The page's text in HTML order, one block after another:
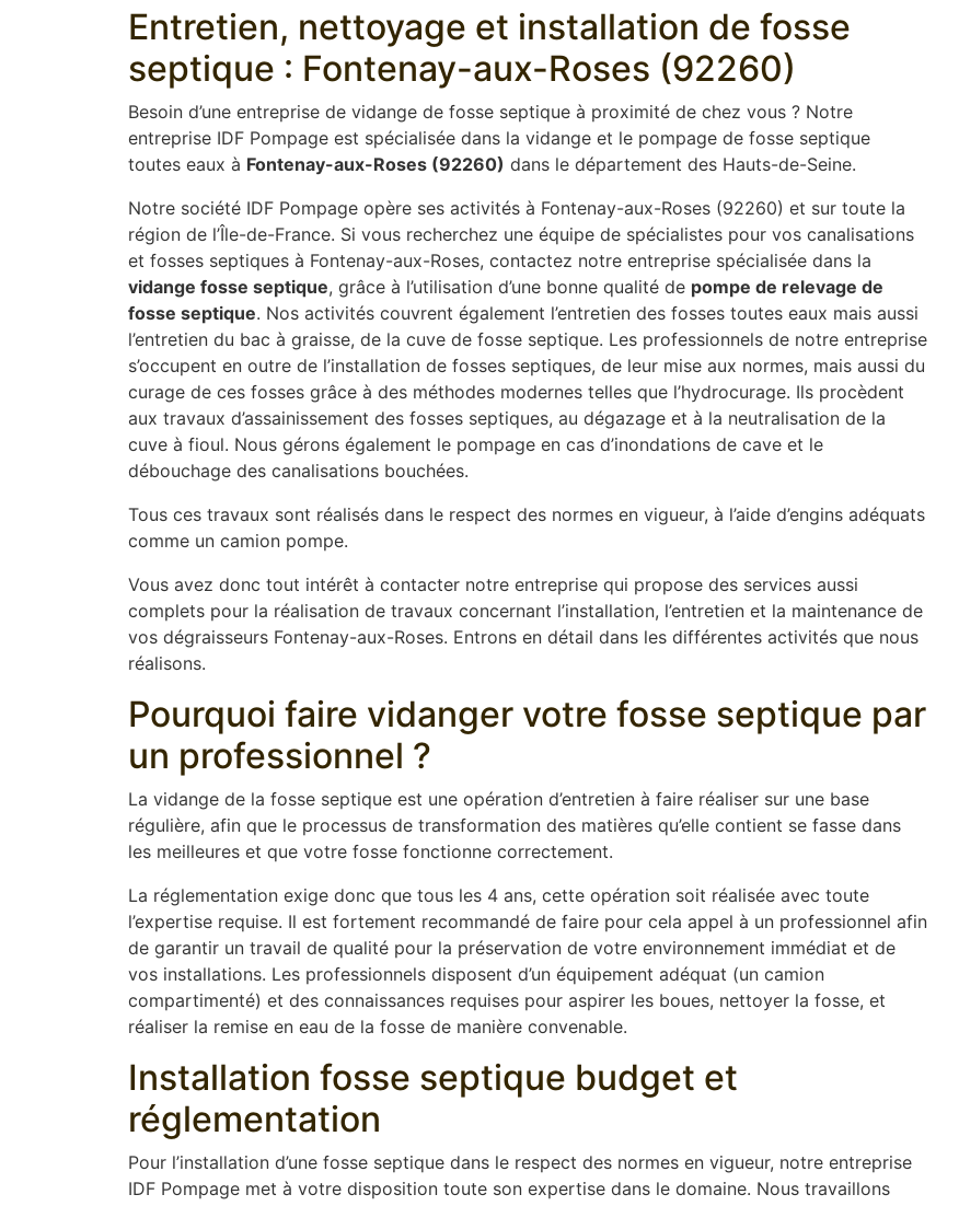
Entretien, nettoyage et installation de fosse
septique : Fontenay-aux-Roses (92260)
Besoin d’une entreprise de vidange de fosse septique à proximité de chez vous ? Notre
entreprise IDF Pompage est spécialisée dans la vidange et le pompage de fosse septique
toutes eaux à Fontenay-aux-Roses (92260) dans le département des Hauts-de-Seine.
Notre société IDF Pompage opère ses activités à Fontenay-aux-Roses (92260) et sur toute la
région de l’Île-de-France. Si vous recherchez une équipe de spécialistes pour vos canalisations
et fosses septiques à Fontenay-aux-Roses, contactez notre entreprise spécialisée dans la
vidange fosse septique, grâce à l’utilisation d’une bonne qualité de pompe de relevage de
fosse septique. Nos activités couvrent également l’entretien des fosses toutes eaux mais aussi
l’entretien du bac à graisse, de la cuve de fosse septique. Les professionnels de notre entreprise
s’occupent en outre de l’installation de fosses septiques, de leur mise aux normes, mais aussi du
curage de ces fosses grâce à des méthodes modernes telles que l’hydrocurage. Ils procèdent
aux travaux d’assainissement des fosses septiques, au dégazage et à la neutralisation de la
cuve à fioul. Nous gérons également le pompage en cas d’inondations de cave et le
débouchage des canalisations bouchées.
Tous ces travaux sont réalisés dans le respect des normes en vigueur, à l’aide d’engins adéquats
comme un camion pompe.
Vous avez donc tout intérêt à contacter notre entreprise qui propose des services aussi
complets pour la réalisation de travaux concernant l’installation, l’entretien et la maintenance de
vos dégraisseurs Fontenay-aux-Roses. Entrons en détail dans les différentes activités que nous
réalisons.
Pourquoi faire vidanger votre fosse septique par
un professionnel ?
La vidange de la fosse septique est une opération d’entretien à faire réaliser sur une base
régulière, afin que le processus de transformation des matières qu’elle contient se fasse dans
les meilleures et que votre fosse fonctionne correctement.
La réglementation exige donc que tous les 4 ans, cette opération soit réalisée avec toute
l’expertise requise. Il est fortement recommandé de faire pour cela appel à un professionnel afin
de garantir un travail de qualité pour la préservation de votre environnement immédiat et de
vos installations. Les professionnels disposent d’un équipement adéquat (un camion
compartimenté) et des connaissances requises pour aspirer les boues, nettoyer la fosse, et
réaliser la remise en eau de la fosse de manière convenable.
Installation fosse septique budget et
réglementation
Pour l’installation d’une fosse septique dans le respect des normes en vigueur, notre entreprise
IDF Pompage met à votre disposition toute son expertise dans le domaine. Nous travaillons